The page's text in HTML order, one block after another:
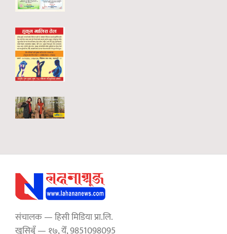
संचालक — हिसी मिडिया प्रा.लि.